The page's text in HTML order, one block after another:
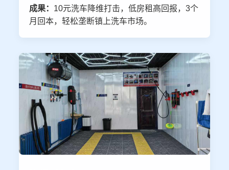
成果： 10元洗车降维打击，低房租高回报，3个
月回本，轻松垄断镇上洗车市场。